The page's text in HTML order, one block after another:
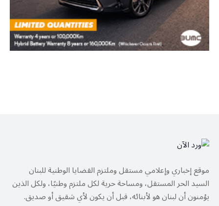
موقع إخباري وإعلامي مستقل وملتزم القضايا الوطنية للبنان
السيد الحر المستقل، ومساحة حرية لكل ملتزم وطنيًا، ولكل الذين
يؤمنون أن لبنان هو لأبنائه، قبل أن يكون لأي شقيق أو صديق.